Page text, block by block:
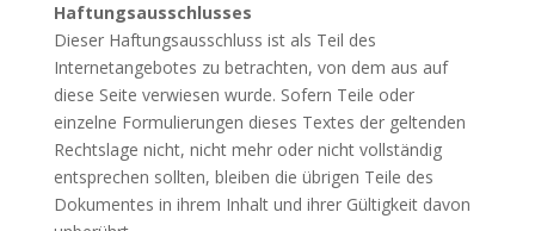
Haftungsausschlusses
Dieser Haftungsausschluss ist als Teil des
Internetangebotes zu betrachten, von dem aus auf
diese Seite verwiesen wurde. Sofern Teile oder
einzelne Formulierungen dieses Textes der geltenden
Rechtslage nicht, nicht mehr oder nicht vollständig
entsprechen sollten, bleiben die übrigen Teile des
Dokumentes in ihrem Inhalt und ihrer Gültigkeit davon